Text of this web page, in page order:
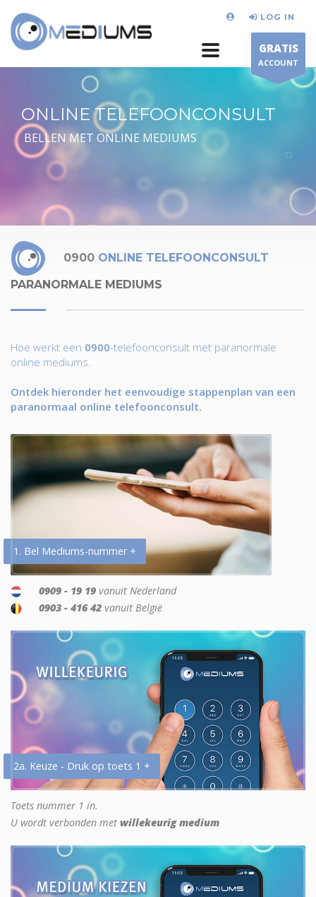
LOG IN
GRATIS
ACCOUNT
ONLINE TELEFOONCONSULT
BELLEN MET ONLINE MEDIUMS
0900 ONLINE TELEFOONCONSULT
PARANORMALE MEDIUMS
Hoe werkt een 0900-telefoonconsult met paranormale
online mediums.
Ontdek hieronder het eenvoudige stappenplan van een
paranormaal online telefoonconsult.
1. Bel Mediums-nummer +
0909 - 19 19 vanuit Nederland
0903 - 416 42 vanuit België
2a. Keuze - Druk op toets 1 +
Toets nummer 1 in.
U wordt verbonden met willekeurig medium